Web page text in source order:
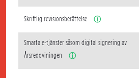
Skriftlig revisionsberättelse ⓘ
Smarta e-tjänster såsom digital signering av
Årsredoviningen
ⓘ